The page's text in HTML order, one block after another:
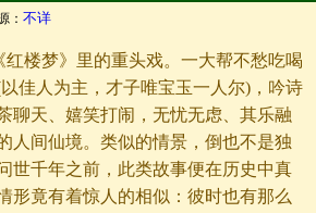
： 不详
楼梦》里的重头戏。一大帮不愁吃喝
佳人为主，才子唯宝玉一人尔)，吟诗
聊天、嬉笑打闹，无忧无虑、其乐融
人间仙境。类似的情景，倒也不是独
世千年之前，此类故事便在历史中真
形竟有着惊人的相似：彼时也有那么